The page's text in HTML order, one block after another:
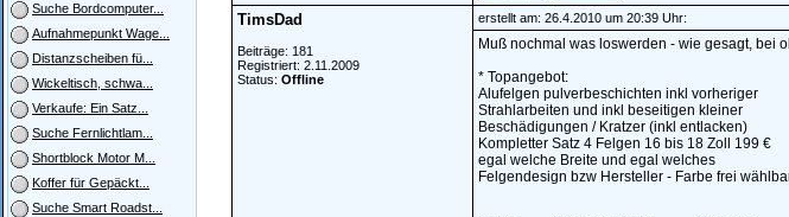
Suche Bordcomputer...
Aufnahmepunkt Wage...
Distanzscheiben fü...
Wickeltisch, schwa...
Verkaufe: Ein Satz...
Suche Fernlichtlam...
Shortblock Motor M...
Koffer für Gepäckt...
Suche Smart Roadst...
TimsDad
Beiträge: 181
Registriert: 2.11.2009
Status: Offline
erstellt am: 26.4.2010 um 20:39 Uhr:
Muß nochmal was loswerden - wie gesagt, bei
* Topangebot:
Alufelgen pulverbeschichten inkl vorheriger
Strahlarbeiten und inkl beseitigen kleiner
Beschädigungen / Kratzer (inkl entlacken)
Kompletter Satz 4 Felgen 16 bis 18 Zoll 199 €
egal welche Breite und egal welches
Felgendesign bzw Hersteller - Farbe frei